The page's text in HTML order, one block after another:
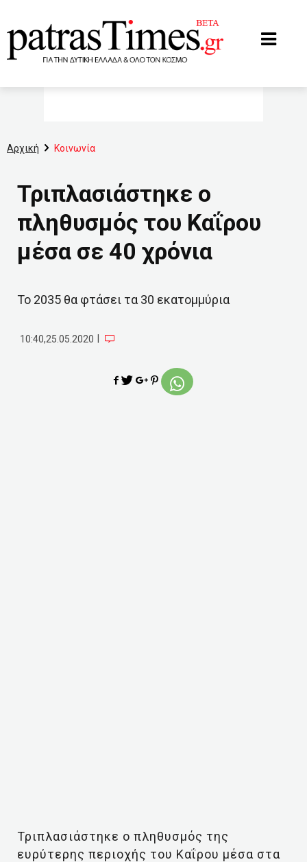
Αρχική Κοινωνία
Τριπλασιάστηκε ο
πληθυσμός του Καΐρου
μέσα σε 40 χρόνια
Το 2035 θα φτάσει τα 30 εκατομμύρια
10:40,25.05.2020
Τριπλασιάστηκε ο πληθυσμός της
ευρύτερης περιοχής του Καΐρου μέσα στα